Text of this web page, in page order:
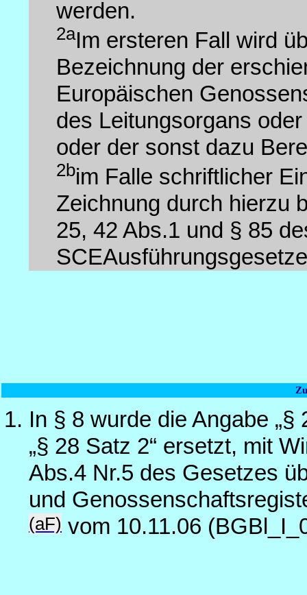
werden.
2aIm ersteren Fall wird
Bezeichnung der
Europäischen
des Leitungsorgans
oder der sonst dazu
2bim Falle schriftlicher
Zeichnung durch hierzu
25, 42 Abs.1 und § 85
In § 8 wurde die Angabe
„§ 28 Satz 2“ ersetzt, mit
Abs.4 Nr.5 des Gesetzes
und
(aF) vom 10.11.06